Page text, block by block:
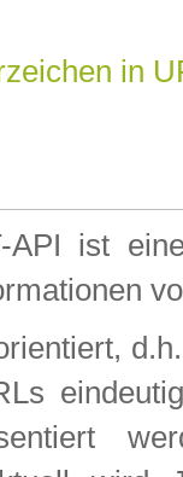
in
API ist